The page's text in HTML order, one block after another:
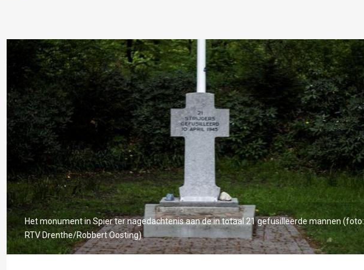
Het monument in Spier ter nagedachtenis aan de in totaal 21 gefusilleerde mannen (foto:
RTV Drenthe/Robbert Oosting)